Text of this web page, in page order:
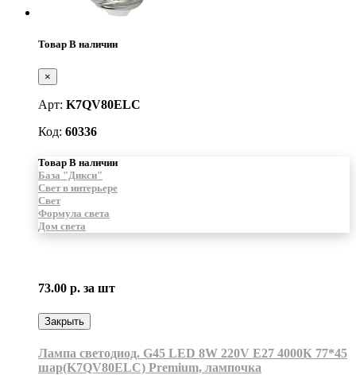
Товар В наличии
×
Арт: K7QV80ELC
Код: 60336
Товар В наличии
База "Дикси"
Свет в интерьере
Свет
Формула света
Дом света
73.00 р. за шт
Закрыть
Лампа светодиод. G45 LED 8W 220V E27 4000К 77*45
шар(K7QV80ELC) Premium, лампочка